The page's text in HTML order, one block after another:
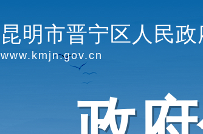
昆明市晋宁区人民政
www.kmjn.gov.cn